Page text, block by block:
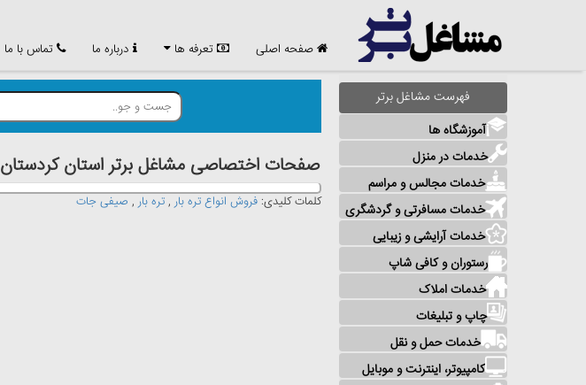
صفحه اصلی تعرفه ها درباره ما تماس با ما
فهرست مشاغل برتر
آموزشگاه ها
خدمات در منزل
خدمات مجالس و مراسم
خدمات مسافرتی و گردشگری
خدمات آرایشی و زیبایی
رستوران و کافی شاپ
خدمات املاک
چاپ و تبلیغات
خدمات حمل و نقل
کامپیوتر، اینترنت و موبایل
صفحات اختصاصی مشاغل برتر استان كردستان
کلمات کلیدی: فروش انواع تره بار , تره بار , صیفی جات